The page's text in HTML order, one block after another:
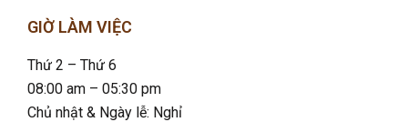
GIỜ LÀM VIỆC
Thứ 2 – Thứ 6
08:00 am – 05:30 pm
Chủ nhật & Ngày lễ: Nghỉ